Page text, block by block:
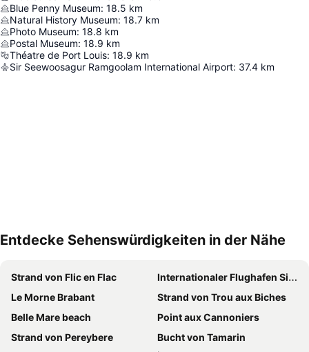
Blue Penny Museum: 18.5 km
Natural History Museum: 18.7 km
Photo Museum: 18.8 km
Postal Museum: 18.9 km
Théatre de Port Louis: 18.9 km
Sir Seewoosagur Ramgoolam International Airport: 37.4 km
Entdecke Sehenswürdigkeiten in der Nähe
Strand von Flic en Flac
Internationaler Flughafen Sir Seewoosagur Ramgoolam
Le Morne Brabant
Strand von Trou aux Biches
Belle Mare beach
Point aux Cannoniers
Strand von Pereybere
Bucht von Tamarin